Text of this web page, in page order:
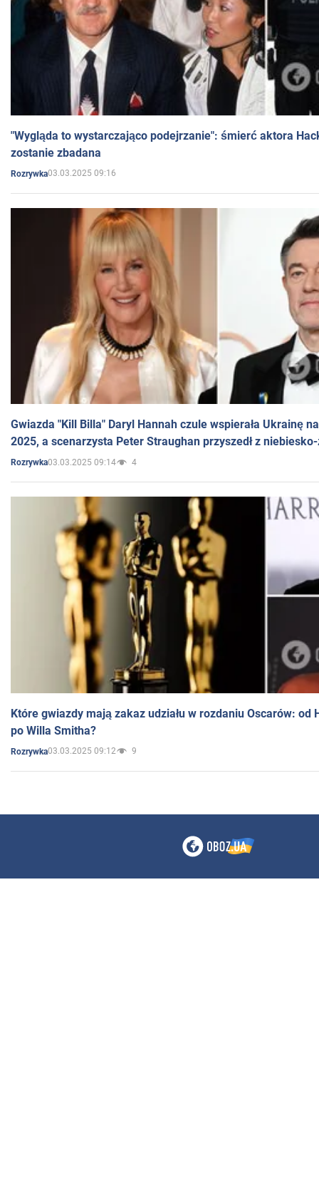
"Wygląda to wystarczająco podejrzanie": śmierć aktora
zostanie zbadana
Rozrywka03.03.2025 09:16
Gwiazda "Kill Billa" Daryl Hannah czule wspierała Ukrainę
2025, a scenarzysta Peter Straughan przyszedł z
Rozrywka03.03.2025 09:14 4
Które gwiazdy mają zakaz udziału w rozdaniu Oscarów: od
po Willa Smitha?
Rozrywka03.03.2025 09:12 9